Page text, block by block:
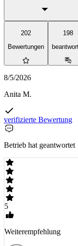
202
Bewertungen
198
8/5/2026
Anita M.
verifizierte Bewertung
Betrieb hat geantwortet
5
Weiterempfehlung